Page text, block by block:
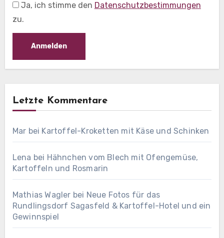
Ja, ich stimme den Datenschutzbestimmungen
zu.
Letzte Kommentare
Mar bei Kartoffel-Kroketten mit Käse und Schinken
Lena bei Hähnchen vom Blech mit Ofengemüse,
Kartoffeln und Rosmarin
Mathias Wagler bei Neue Fotos für das
Rundlingsdorf Sagasfeld & Kartoffel-Hotel und ein
Gewinnspiel